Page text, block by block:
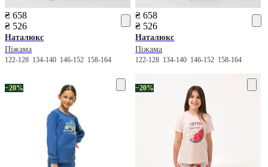
₴ 658
₴ 526
Наталюкс
Піжама
122-128 134-140 146-152 158-164
₴ 658
₴ 526
Наталюкс
Піжама
122-128 134-140 146-152 158-164
−20% −20%